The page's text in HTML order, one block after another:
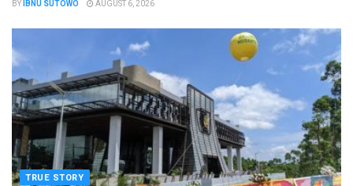
BYIBNU SUTOWO AUGUST 6, 2026
TRUE STORY